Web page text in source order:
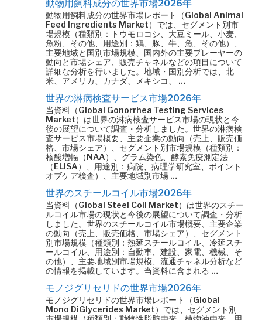
動物用飼料成分の世界市場2026年
動物用飼料成分の世界市場レポート（Global Animal
Feed Ingredients Market）では、セグメント別市
場規模（種類別：トウモロコシ、大豆ミール、小麦、
魚粉、その他、用途別：鶏、豚、牛、魚、その他）、
主要地域と国別市場規模、国内外の主要プレーヤーの
動向と市場シェア、販売チャネルなどの項目について
詳細な分析を行いました。地域・国別分析では、北
米、アメリカ、カナダ、メキシコ、 …
世界の淋病検査サービス市場2026年
当資料（Global Gonorrhea Testing Services
Market）は世界の淋病検査サービス市場の現状と今
後の展望について調査・分析しました。世界の淋病検
査サービス市場概要、主要企業の動向（売上、販売価
格、市場シェア）、セグメント別市場規模（種類別：
核酸増幅（NAA）、グラム染色、酵素免疫測定法
（ELISA）、用途別：病院、病理学研究室、ポイント
オブケア検査）、主要地域別市場 …
世界のスチールコイル市場2026年
当資料（Global Steel Coil Market）は世界のスチー
ルコイル市場の現状と今後の展望について調査・分析
しました。世界のスチールコイル市場概要、主要企業
の動向（売上、販売価格、市場シェア）、セグメント
別市場規模（種類別：熱延スチールコイル、冷延スチ
ールコイル、用途別：自動車、建設、家電、機械、そ
の他）、主要地域別市場規模、流通チャネル分析など
の情報を掲載しています。当資料に含まれる …
モノジグリセリドの世界市場2026年
モノジグリセリドの世界市場レポート（Global
Mono DiGlycerides Market）では、セグメント別